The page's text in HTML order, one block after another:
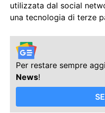
utilizzata dal social
una tecnologia di terze
Per restare sempre
News!